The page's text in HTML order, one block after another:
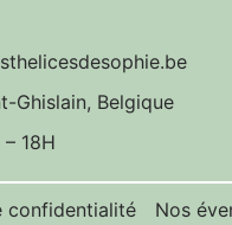
Ghislain, Belgique
18H
confidentialité Nos